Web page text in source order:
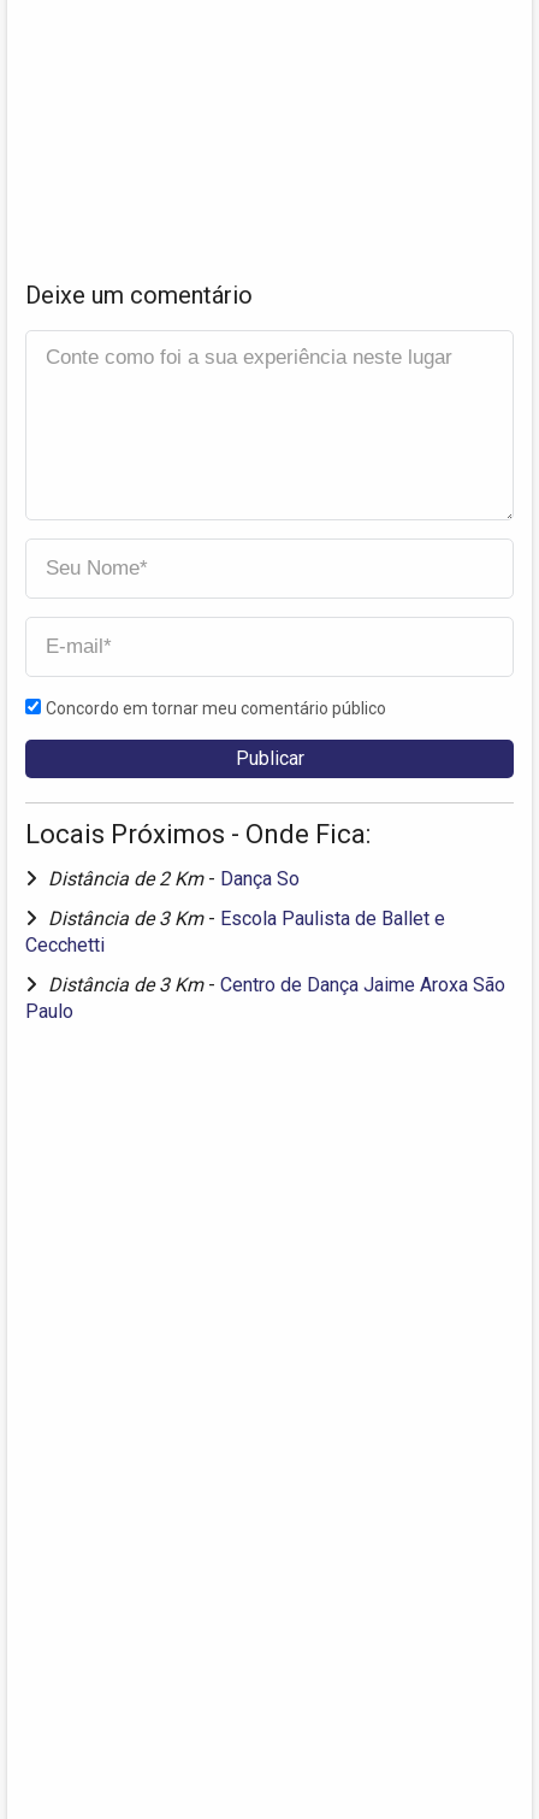
Deixe um comentário
Concordo em tornar meu comentário público
Locais Próximos - Onde Fica:
Distância de 2 Km - Dança So
Distância de 3 Km - Escola Paulista de Ballet e
Cecchetti
Distância de 3 Km - Centro de Dança Jaime Aroxa São
Paulo